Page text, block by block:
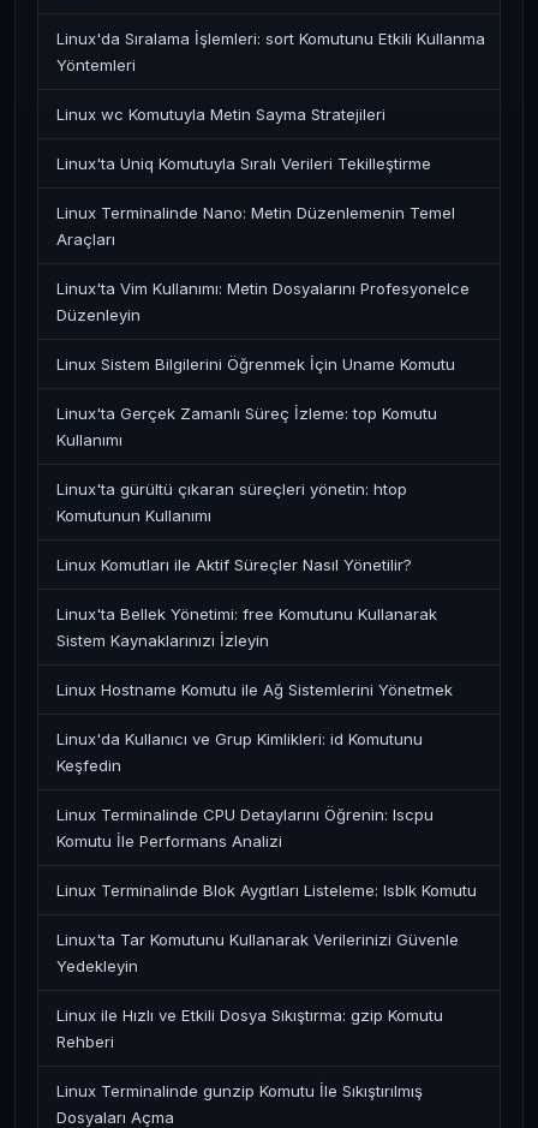
Linux'da Sıralama İşlemleri: sort Komutunu Etkili Kullanma
Yöntemleri
Linux wc Komutuyla Metin Sayma Stratejileri
Linux'ta Uniq Komutuyla Sıralı Verileri Tekilleştirme
Linux Terminalinde Nano: Metin Düzenlemenin Temel
Araçları
Linux'ta Vim Kullanımı: Metin Dosyalarını Profesyonelce
Düzenleyin
Linux Sistem Bilgilerini Öğrenmek İçin Uname Komutu
Linux'ta Gerçek Zamanlı Süreç İzleme: top Komutu
Kullanımı
Linux'ta gürültü çıkaran süreçleri yönetin: htop
Komutunun Kullanımı
Linux Komutları ile Aktif Süreçler Nasıl Yönetilir?
Linux'ta Bellek Yönetimi: free Komutunu Kullanarak
Sistem Kaynaklarınızı İzleyin
Linux Hostname Komutu ile Ağ Sistemlerini Yönetmek
Linux'da Kullanıcı ve Grup Kimlikleri: id Komutunu
Keşfedin
Linux Terminalinde CPU Detaylarını Öğrenin: lscpu
Komutu İle Performans Analizi
Linux Terminalinde Blok Aygıtları Listeleme: lsblk Komutu
Linux'ta Tar Komutunu Kullanarak Verilerinizi Güvenle
Yedekleyin
Linux ile Hızlı ve Etkili Dosya Sıkıştırma: gzip Komutu
Rehberi
Linux Terminalinde gunzip Komutu İle Sıkıştırılmış
Dosyaları Açma